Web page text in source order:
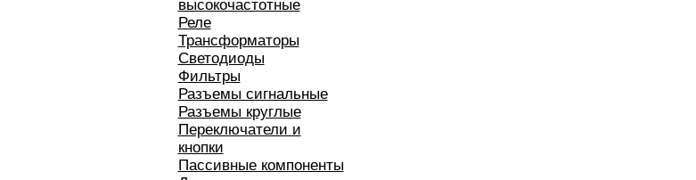
высокочастотные
Реле
Трансформаторы
Светодиоды
Фильтры
Разъемы сигнальные
Разъемы круглые
Переключатели и
кнопки
Пассивные компоненты